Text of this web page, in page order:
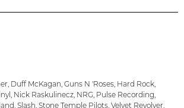
, Duff McKagan, Guns N 'Roses, Hard Rock,
, Nick Raskulinecz, NRG, Pulse Recording,
, Slash, Stone Temple Pilots, Velvet Revolver,